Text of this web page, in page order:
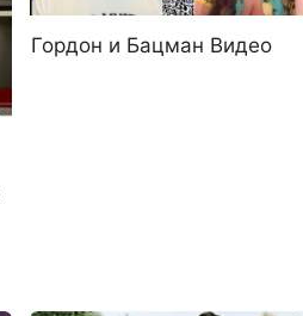
Гордон и Бацман Видео